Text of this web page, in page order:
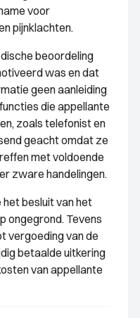
voor
pijnklachten.
beoordeling
was en dat
geen aanleiding
die appellante
zoals telefonist en
geacht omdat ze
met voldoende
zware handelingen.
besluit van het
ongegrond. Tevens
vergoeding van de
betaalde uitkering
van appellante